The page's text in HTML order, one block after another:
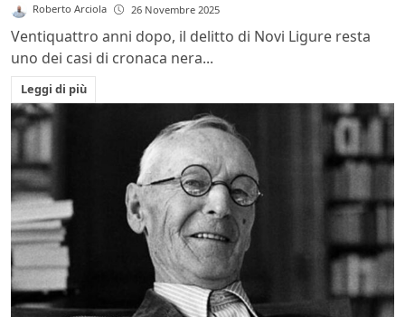
Roberto Arciola 26 Novembre 2025
Ventiquattro anni dopo, il delitto di Novi Ligure resta
uno dei casi di cronaca nera...
Leggi di più